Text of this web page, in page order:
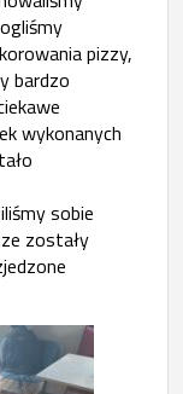
pizzy,
bardzo
wykonanych
sobie
zostały